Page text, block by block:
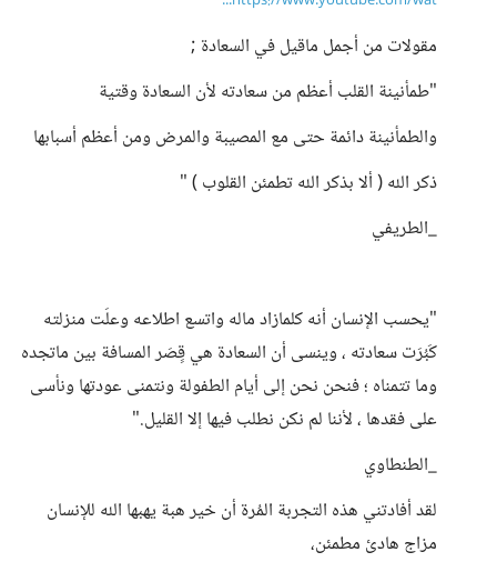
مقولات من أجمل ماقيل في السعادة ;
"‏طمأنينة القلب أعظم من سعادته لأن السعادة وقتية
والطمأنينة دائمة حتى مع المصيبة والمرض ومن أعظم أسبابها
ذكر الله ( ألا بذكر الله تطمئن القلوب ) "
_الطريفي
‏"يحسب الإنسان أنه كلمازاد ماله واتسع اطلاعه وعلَت منزلته
كَبُرَت سعادته ، وينسى أن السعادة هي قِِصَر المسافة بين ماتجده
وما تتمناه ؛ فنحن نحن إلى أيام الطفولة ونتمنى عودتها ونأسى
على فقدها ، لأننا لم نكن نطلب فيها إلا القليل."
_الطنطاوي
لقد أفادتني هذه التجربة المُرة أن خير هبة يهبها الله للإنسان
مزاج هادئ مطمئن،